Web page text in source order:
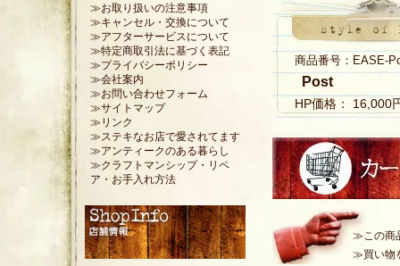
商品番号：EASE-
Post
HP価格： 16,000
≫この商
≫買い物
≫お取り扱いの注意事項
≫キャンセル・交換について
≫アフターサービスについて
≫特定商取引法に基づく表記
≫プライバシーポリシー
≫会社案内
≫お問い合わせフォーム
≫サイトマップ
≫リンク
≫ステキなお店で愛されてます
≫アンティークのある暮らし
≫クラフトマンシップ・リペ
ア・お手入れ方法